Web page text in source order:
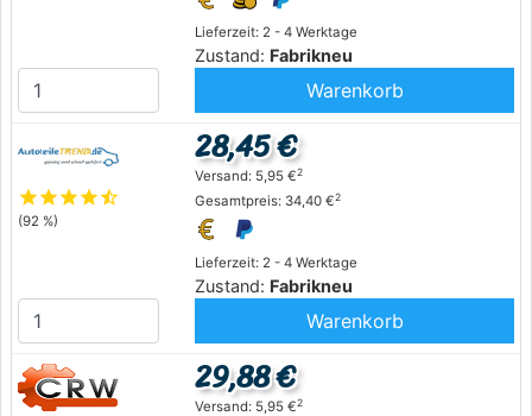
Lieferzeit: 2 - 4 Werktage
Zustand: Fabrikneu
Warenkorb
starstarstarstarstar_half
(92 %)
Lieferzeit: 2 - 4 Werktage
Zustand: Fabrikneu
28,45 €
Versand: 5,95 €2
Gesamtpreis: 34,40 €2
Warenkorb
29,88 €
Versand: 5,95 €2